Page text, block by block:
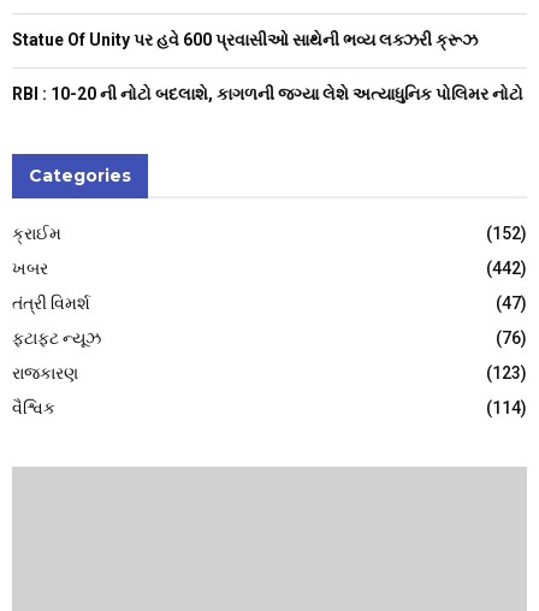
Statue Of Unity પર હવે 600 પ્રવાસીઓ સાથેની ભવ્ય લક્ઝરી ક્રૂઝ
RBI : ₹10-20 ની નોટો બદલાશે, કાગળની જગ્યા લેશે અત્યાધુનિક પોલિમર નોટો
Categories
ક્રાઈમ
(152)
ખબર
(442)
તંત્રી વિમર્શ
(47)
ફટાફટ ન્યૂઝ
(76)
રાજકારણ
(123)
વૈશ્વિક
(114)